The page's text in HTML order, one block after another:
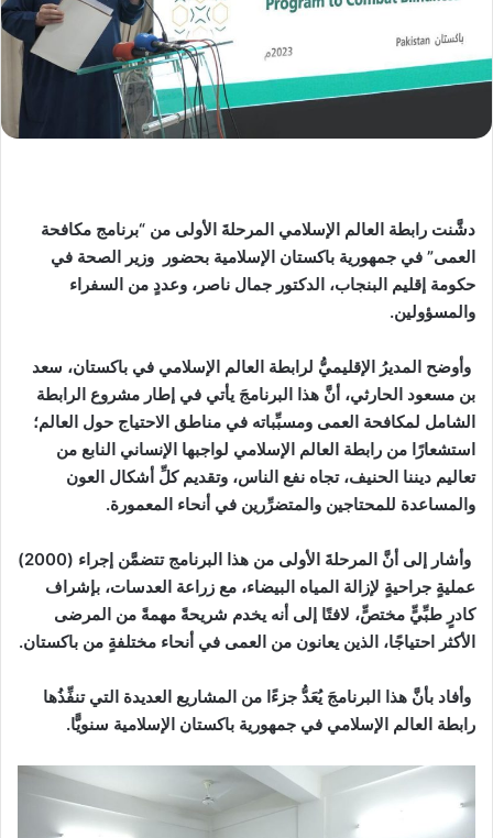
دشَّنت رابطة العالم الإسلامي المرحلةَ الأولى من “برنامج مكافحة
العمى” في جمهورية باكستان الإسلامية بحضور وزير الصحة في
حكومة إقليم البنجاب، الدكتور جمال ناصر، وعددٍ من السفراء
والمسؤولين.
وأوضح المديرُ الإقليميُّ لرابطة العالم الإسلامي في باكستان، سعد
بن مسعود الحارثي، أنَّ هذا البرنامجَ يأتي في إطار مشروع الرابطة
الشامل لمكافحة العمى ومسبِّباته في مناطق الاحتياج حول العالم؛
استشعارًا من رابطة العالم الإسلامي لواجبها الإنساني النابع من
تعاليم ديننا الحنيف، تجاه نفع الناس، وتقديم كلِّ أشكال العون
والمساعدة للمحتاجين والمتضرِّرين في أنحاء المعمورة.
وأشار إلى أنَّ المرحلةَ الأولى من هذا البرنامج تتضمَّن إجراء (2000)
عمليةٍ جراحيةٍ لإزالة المياه البيضاء، مع زراعة العدسات، بإشراف
كادرٍ طبِّيٍّ مختصٍّ، لافتًا إلى أنه يخدم شريحةً مهمةً من المرضى
الأكثر احتياجًا، الذين يعانون من العمى في أنحاء مختلفةٍ من باكستان.
وأفاد بأنَّ هذا البرنامجَ يُعَدُّ جزءًا من المشاريع العديدة التي تنفِّذُها
رابطة العالم الإسلامي في جمهورية باكستان الإسلامية سنويًّا.